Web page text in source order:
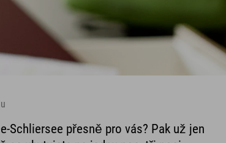
Schliersee přesně pro vás? Pak už jen